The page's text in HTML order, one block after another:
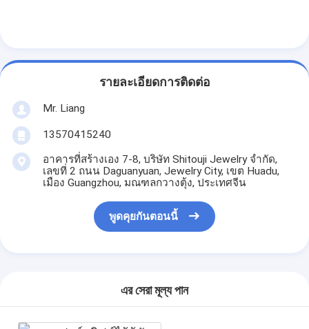
รายละเอียดการติดต่อ
Mr. Liang
13570415240
อาคารที่สร้างเอง 7-8, บริษัท Shitouji Jewelry จำกัด,
เลขที่ 2 ถนน Daguanyuan, Jewelry City, เขต Huadu,
เมือง Guangzhou, มณฑลกวางตุ้ง, ประเทศจีน
พูดคุยกันตอนนี้
এর সেরা মূল্য পান